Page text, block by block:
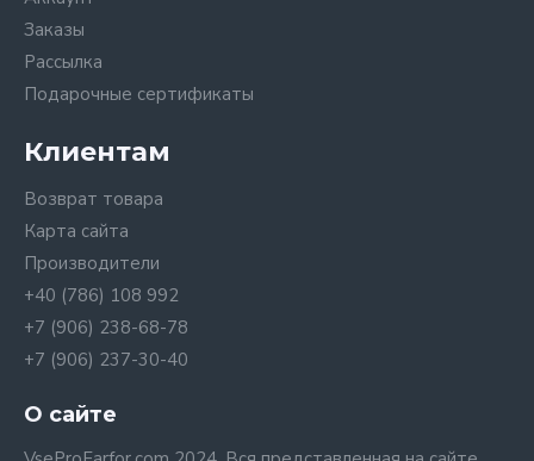
Заказы
Рассылка
Подарочные сертификаты
Клиентам
Возврат товара
Карта сайта
Производители
+40 (786) 108 992
+7 (906) 238-68-78
+7 (906) 237-30-40
О сайте